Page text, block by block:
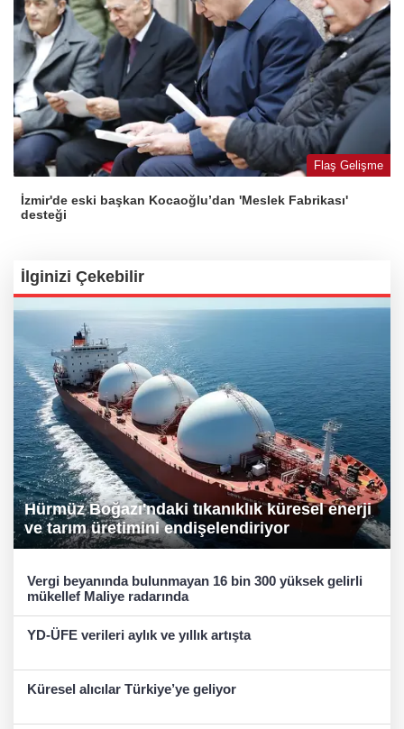
Flaş Gelişme
İzmir'de eski başkan Kocaoğlu’dan 'Meslek Fabrikası'
desteği
İlginizi Çekebilir
Hürmüz Boğazı'ndaki tıkanıklık küresel enerji
ve tarım üretimini endişelendiriyor
Vergi beyanında bulunmayan 16 bin 300 yüksek gelirli
mükellef Maliye radarında
YD-ÜFE verileri aylık ve yıllık artışta
Küresel alıcılar Türkiye’ye geliyor